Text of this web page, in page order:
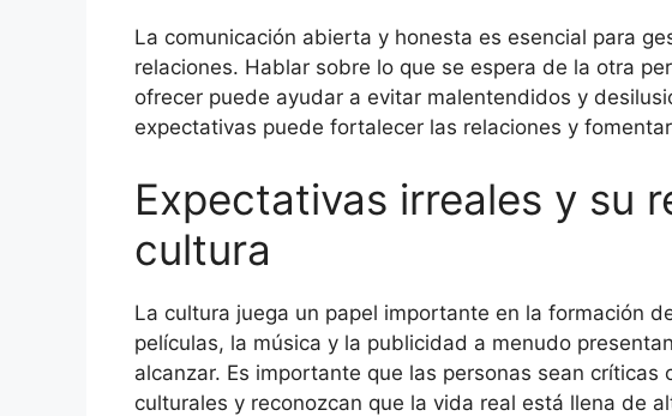
La comunicación abierta y honesta es esencial para
relaciones. Hablar sobre lo que se espera de la otra
ofrecer puede ayudar a evitar malentendidos y
expectativas puede fortalecer las relaciones y
Expectativas irreales y su
cultura
La cultura juega un papel importante en la formación
películas, la música y la publicidad a menudo
alcanzar. Es importante que las personas sean críticas
culturales y reconozcan que la vida real está llena de